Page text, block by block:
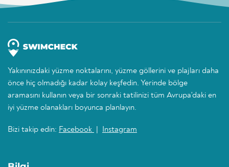
Yakınınızdaki yüzme noktalarını, yüzme göllerini ve plajları daha
önce hiç olmadığı kadar kolay keşfedin. Yerinde bölge
aramasını kullanın veya bir sonraki tatilinizi tüm Avrupa'daki en
iyi yüzme olanakları boyunca planlayın.
Bizi takip edin: Facebook Instagram